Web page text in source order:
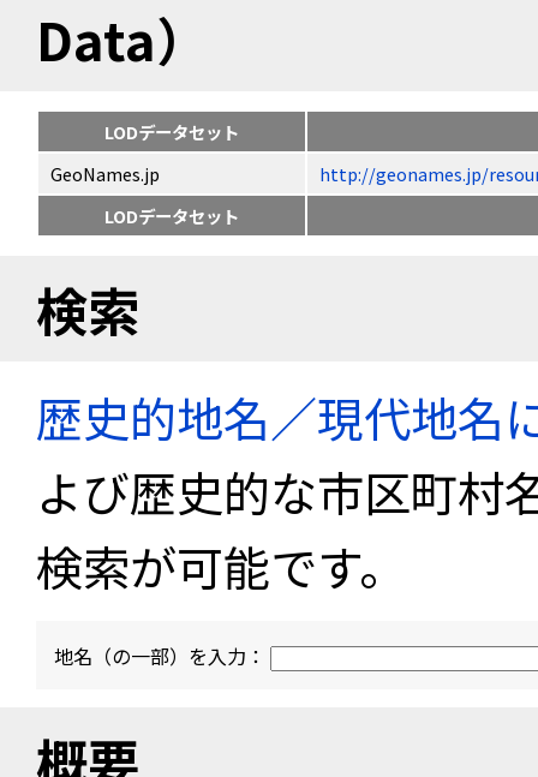
Data）
LODデータセット
GeoNames.jp
http://geonames.jp/
LODデータセット
検索
歴史的地名／現代地名
よび歴史的な市区町村
検索が可能です。
地名（の一部）を入力：
概要